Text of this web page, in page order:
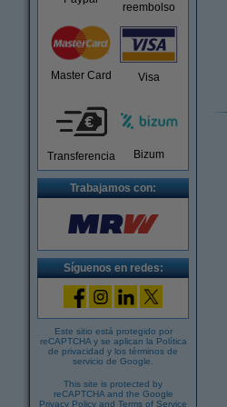
reembolso
Master Card Visa
Transferencia Bizum
Trabajamos con:
Síguenos en redes:
Este sitio está protegido por
reCAPTCHA y se aplican la Política
de privacidad y los términos de
servicio de Google
This site is protected by
reCAPTCHA and the Google
Privacy Policy and Terms of Service